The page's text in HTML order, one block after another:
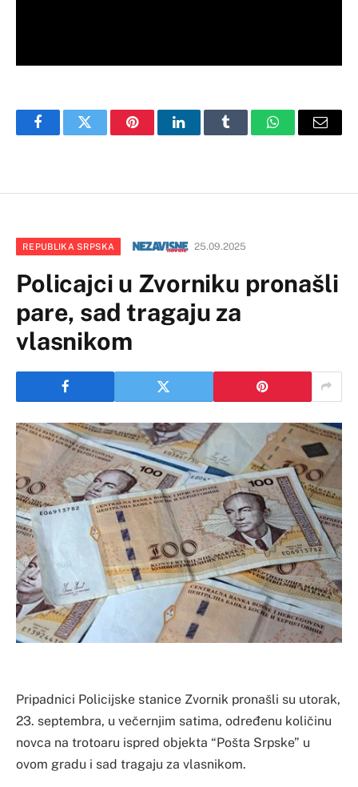
FacebookTwitter PinterestLinkedInTumblr WhatsAppEmail
REPUBLIKA SRPSKA 25.09.2025
Policajci u Zvorniku pronašli
pare, sad tragaju za
vlasnikom
Pripadnici Policijske stanice Zvornik pronašli su utorak,
23. septembra, u večernjim satima, određenu količinu
novca na trotoaru ispred objekta “Pošta Srpske” u
ovom gradu i sad tragaju za vlasnikom.